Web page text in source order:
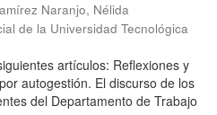
Naranjo, Nélida
de la Universidad Tecnológica
artículos: Reflexiones y
autogestión. El discurso de los
del Departamento de Trabajo